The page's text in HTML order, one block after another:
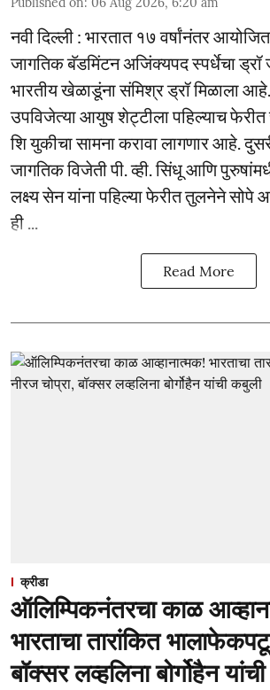
नवी दिल्ली : भारतात १७ वर्षांनंतर
जागतिक बॅडमिंटन अजिंक्यपद स्पर्धेचा ड्रॉ
भारतीय खेळाडूंना संमिश्र ड्रॉ मिळाला
उपविजेत्या आयुष शेट्टीला पहिल्याच फेरीत
शि युकीचा सामना करावा लागणार आहे.
जागतिक विजेती पी. व्ही. सिंधू आणि
लक्ष्य सेन यांना पहिल्या फेरीत तुलनेने सोपे
ही ...
Read More
क्रीडा
ऑलिम्पिकनंतरचा काळ
भारताचा तारांकित
बॉक्सर लव्हलिना बोर्गोहैन